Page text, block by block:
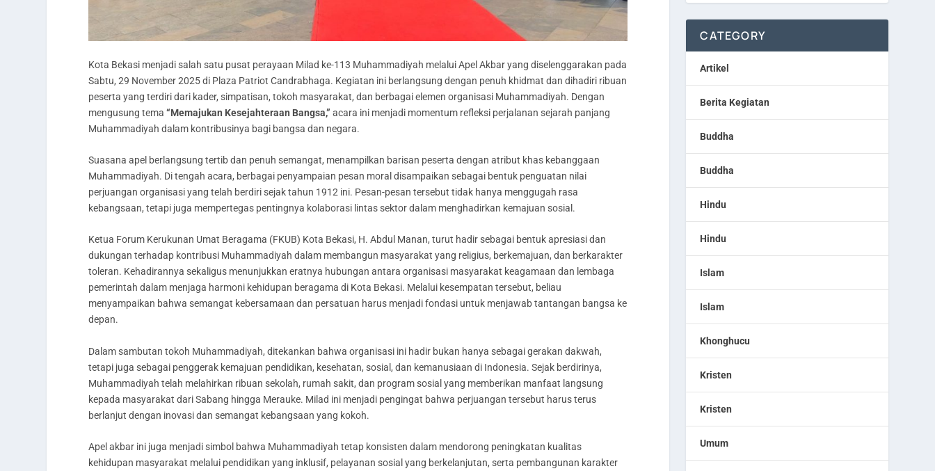
Kota Bekasi menjadi salah satu pusat perayaan Milad ke-113 Muhammadiyah melalui Apel Akbar yang diselenggarakan pada
Sabtu, 29 November 2025 di Plaza Patriot Candrabhaga. Kegiatan ini berlangsung dengan penuh khidmat dan dihadiri ribuan
peserta yang terdiri dari kader, simpatisan, tokoh masyarakat, dan berbagai elemen organisasi Muhammadiyah. Dengan
mengusung tema“Memajukan Kesejahteraan Bangsa,” acara ini menjadi momentum refleksi perjalanan sejarah panjang
Muhammadiyah dalam kontribusinya bagi bangsa dan negara.
Suasana apel berlangsung tertib dan penuh semangat, menampilkan barisan peserta dengan atribut khas kebanggaan
Muhammadiyah. Di tengah acara, berbagai penyampaian pesan moral disampaikan sebagai bentuk penguatan nilai
perjuangan organisasi yang telah berdiri sejak tahun 1912 ini. Pesan-pesan tersebut tidak hanya menggugah rasa
kebangsaan, tetapi juga mempertegas pentingnya kolaborasi lintas sektor dalam menghadirkan kemajuan sosial.
Ketua Forum Kerukunan Umat Beragama (FKUB) Kota Bekasi, H. Abdul Manan, turut hadir sebagai bentuk apresiasi dan
dukungan terhadap kontribusi Muhammadiyah dalam membangun masyarakat yang religius, berkemajuan, dan berkarakter
toleran. Kehadirannya sekaligus menunjukkan eratnya hubungan antara organisasi masyarakat keagamaan dan lembaga
pemerintah dalam menjaga harmoni kehidupan beragama di Kota Bekasi. Melalui kesempatan tersebut, beliau
menyampaikan bahwa semangat kebersamaan dan persatuan harus menjadi fondasi untuk menjawab tantangan bangsa ke
depan.
Dalam sambutan tokoh Muhammadiyah, ditekankan bahwa organisasi ini hadir bukan hanya sebagai gerakan dakwah,
tetapi juga sebagai penggerak kemajuan pendidikan, kesehatan, sosial, dan kemanusiaan di Indonesia. Sejak berdirinya,
Muhammadiyah telah melahirkan ribuan sekolah, rumah sakit, dan program sosial yang memberikan manfaat langsung
kepada masyarakat dari Sabang hingga Merauke. Milad ini menjadi pengingat bahwa perjuangan tersebut harus terus
berlanjut dengan inovasi dan semangat kebangsaan yang kokoh.
Apel akbar ini juga menjadi simbol bahwa Muhammadiyah tetap konsisten dalam mendorong peningkatan kualitas
kehidupan masyarakat melalui pendidikan yang inklusif, pelayanan sosial yang berkelanjutan, serta pembangunan karakter
CATEGORY
Artikel
Berita Kegiatan
Buddha
Buddha
Hindu
Hindu
Islam
Islam
Khonghucu
Kristen
Kristen
Umum